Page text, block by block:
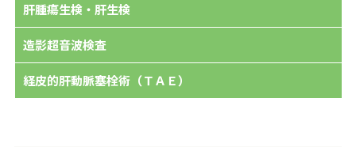
肝腫瘍生検・肝生検
造影超音波検査
経皮的肝動脈塞栓術（ＴＡＥ）